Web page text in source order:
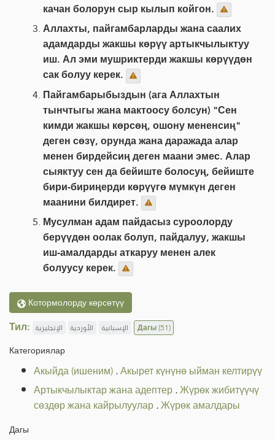
качан болорун сыр кылып койгон.
Аллахты, пайгамбарларды жана саалих
адамдарды жакшы көрүү артыкчылыктуу
иш. Ал эми мушриктерди жакшы көрүүдөн
сак болуу керек.
Пайгамбарыбыздын (ага Аллахтын
тынчтыгы жана мактоосу болсун) "Сен
кимди жакшы көрсөң, ошону мененсиң"
деген сөзү, орунда жана даражада алар
менен бирдейсиң деген маани эмес. Алар
сыяктуу сен да бейиште болосуң, бейиште
бири-бириңерди көрүүгө мүмкүн деген
маанини билдирет.
Мусулман адам пайдасыз суроолорду
берүүдөн оолак болуп, пайдалуу, жакшы
иш-амалдарды аткаруу менен алек
болуусу керек.
Котормолорду көрсөтүү
Тил: الإنجليزية الأوردية الإسبانية Дагы(51)
Категориялар
Акыйда (ишеним).Акырет күнүнө ыйман келтирүү
Артыкчылыктар жана адептер.Жүрөк жибитүүчү
сөздөр жана кайрылуулар.Жүрөк амалдары
Дагы